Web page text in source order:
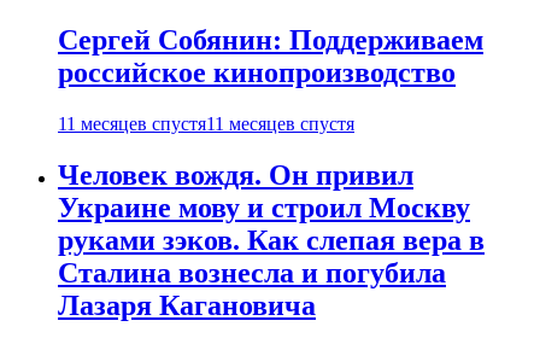
Сергей Собянин: Поддерживаем
российское кинопроизводство
11 месяцев спустя11 месяцев спустя
Человек вождя. Он привил
Украине мову и строил Москву
руками зэков. Как слепая вера в
Сталина вознесла и погубила
Лазаря Кагановича